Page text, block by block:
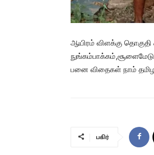
ஆயிரம் விளக்கு
பனை விதைகள் நாம்
பகிர்